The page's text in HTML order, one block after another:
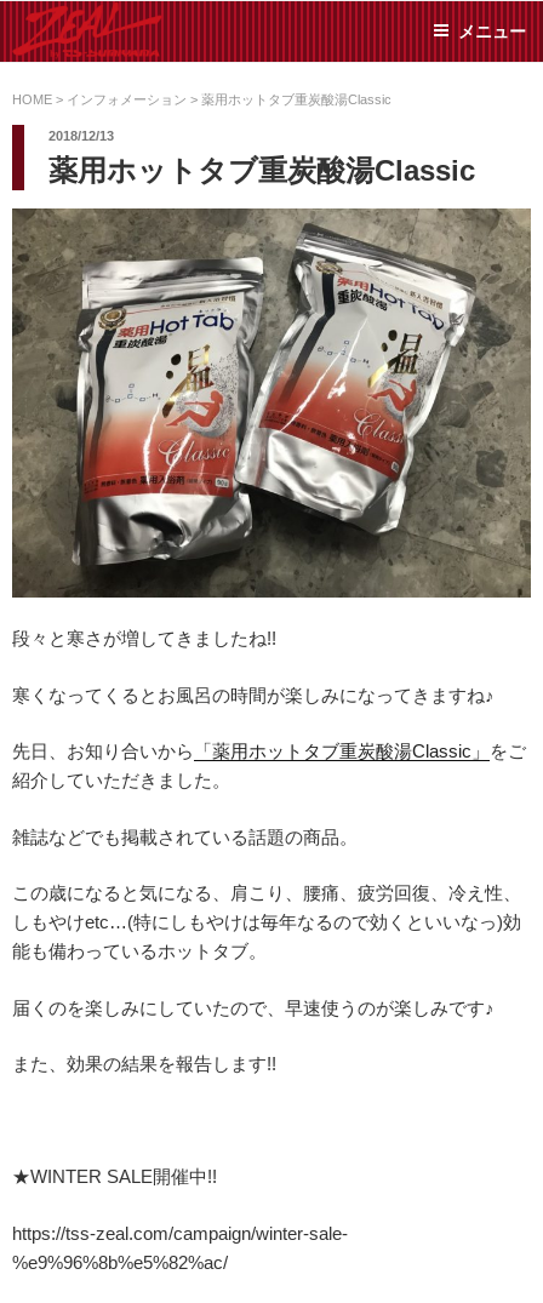
ン
ツ
ス
キ
ッ
プ
SUMIYAMA
た日常メンテから各種チ
ューニングまで、車に関
リーでお任せください!
メニュー
HOME > インフォメーション > 薬用ホットタブ重炭酸湯Classic
2018/12/13
薬用ホットタブ重炭酸湯Classic
段々と寒さが増してきましたね!!
寒くなってくるとお風呂の時間が楽しみになってきますね♪
先日、お知り合いから 「薬用ホットタブ重炭酸湯Classic」
をご
紹介していただきました。
雑誌などでも掲載されている話題の商品。
この歳になると気になる、肩こり、腰痛、疲労回復、冷え性、
しもやけetc…(特にしもやけは毎年なるので効くといいなっ)効
能も備わっているホットタブ。
届くのを楽しみにしていたので、早速使うのが楽しみです♪
また、効果の結果を報告します!!
★WINTER SALE開催中!!
https://tss-zeal.com/campaign/winter-sale-
%e9%96%8b%e5%82%ac/